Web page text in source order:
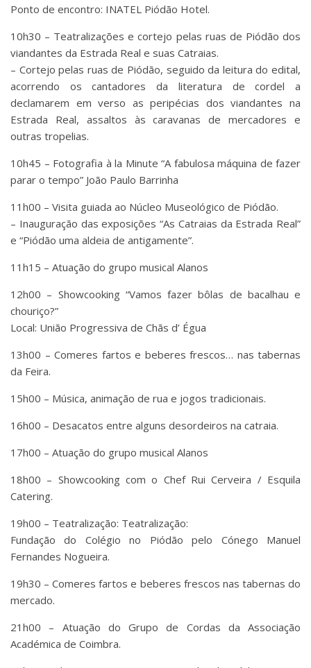
Ponto de encontro: INATEL Piódão Hotel.
10h30 – Teatralizações e cortejo pelas ruas de Piódão dos
viandantes da Estrada Real e suas Catraias.
– Cortejo pelas ruas de Piódão, seguido da leitura do edital,
acorrendo os cantadores da literatura de cordel a
declamarem em verso as peripécias dos viandantes na
Estrada Real, assaltos às caravanas de mercadores e
outras tropelias.
10h45 – Fotografia à la Minute “A fabulosa máquina de fazer
parar o tempo” João Paulo Barrinha
11h00 – Visita guiada ao Núcleo Museológico de Piódão.
– Inauguração das exposições “As Catraias da Estrada Real”
e “Piódão uma aldeia de antigamente”.
11h15 – Atuação do grupo musical Alanos
12h00 – Showcooking “Vamos fazer bôlas de bacalhau e
chouriço?”
Local: União Progressiva de Chãs d’ Égua
13h00 – Comeres fartos e beberes frescos… nas tabernas
da Feira.
15h00 – Música, animação de rua e jogos tradicionais.
16h00 – Desacatos entre alguns desordeiros na catraia.
17h00 – Atuação do grupo musical Alanos
18h00 – Showcooking com o Chef Rui Cerveira / Esquila
Catering.
19h00 – Teatralização: Teatralização:
Fundação do Colégio no Piódão pelo Cónego Manuel
Fernandes Nogueira.
19h30 – Comeres fartos e beberes frescos nas tabernas do
mercado.
21h00 – Atuação do Grupo de Cordas da Associação
Académica de Coimbra.